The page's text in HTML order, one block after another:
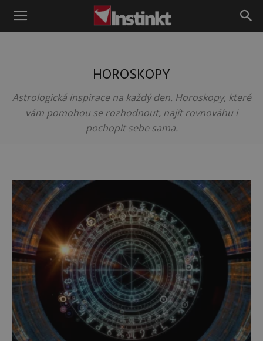
Instinkt
HOROSKOPY
Astrologická inspirace na každý den. Horoskopy, které
vám pomohou se rozhodnout, najít rovnováhu i
pochopit sebe sama.